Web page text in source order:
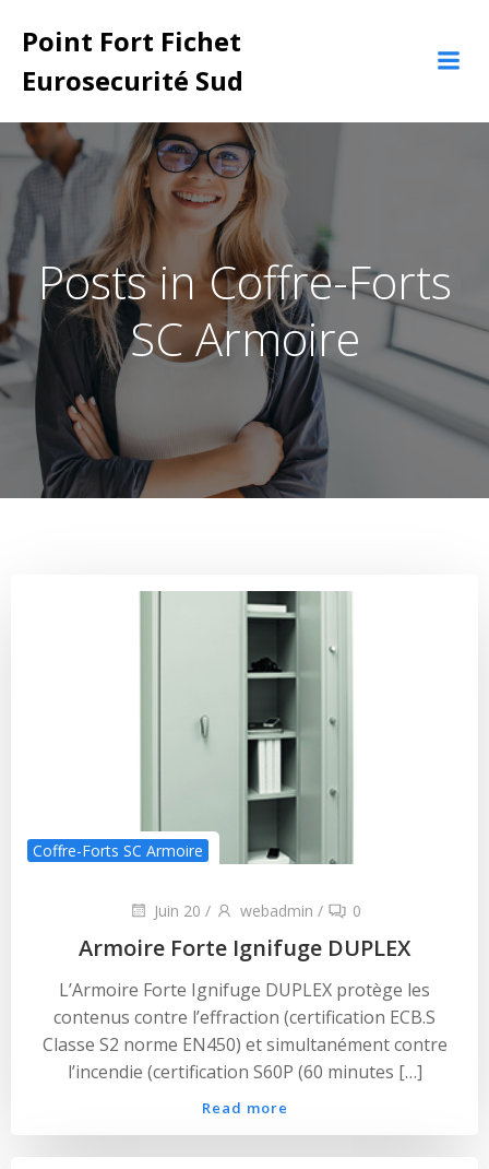
Point Fort Fichet
Eurosecurité Sud
Posts in Coffre-Forts
SC Armoire
Coffre-Forts SC Armoire
Juin 20 / webadmin / 0
Armoire Forte Ignifuge DUPLEX
L’Armoire Forte Ignifuge DUPLEX protège les
contenus contre l’effraction (certification ECB.S
Classe S2 norme EN450) et simultanément contre
l’incendie (certification S60P (60 minutes […]
Read more